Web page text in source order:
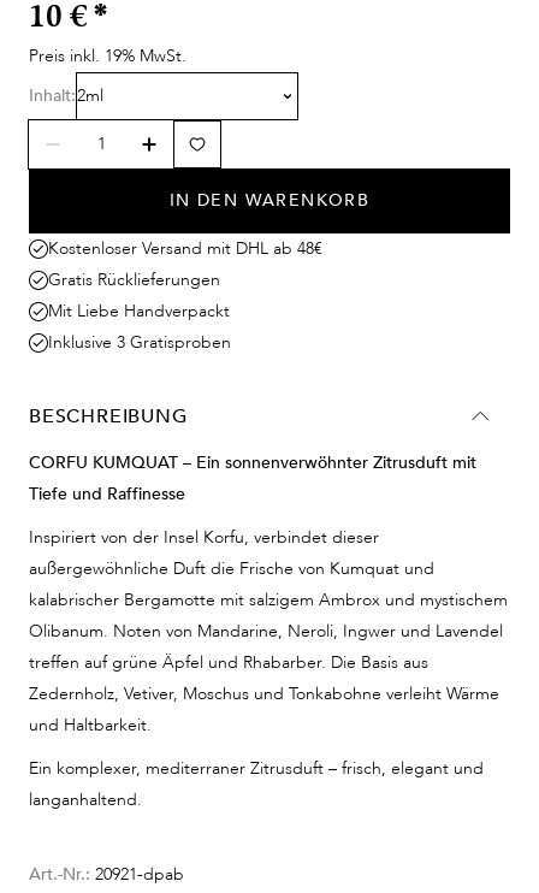
10 € *
Preis inkl. 19% MwSt.
Inhalt:2ml
IN DEN WARENKORB
Kostenloser Versand mit DHL ab 48€
Gratis Rücklieferungen
Mit Liebe Handverpackt
Inklusive 3 Gratisproben
BESCHREIBUNG
CORFU KUMQUAT – Ein sonnenverwöhnter Zitrusduft mit
Tiefe und Raffinesse
Inspiriert von der Insel Korfu, verbindet dieser
außergewöhnliche Duft die Frische von Kumquat und
kalabrischer Bergamotte mit salzigem Ambrox und mystischem
Olibanum. Noten von Mandarine, Neroli, Ingwer und Lavendel
treffen auf grüne Äpfel und Rhabarber. Die Basis aus
Zedernholz, Vetiver, Moschus und Tonkabohne verleiht Wärme
und Haltbarkeit.
Ein komplexer, mediterraner Zitrusduft – frisch, elegant und
langanhaltend.
Art.-Nr.: 20921-dpab